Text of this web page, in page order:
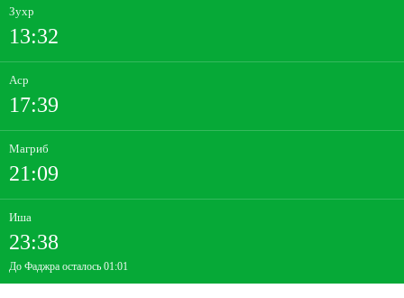
Зухр
13:32
Аср
17:39
Магриб
21:09
Иша
23:38
До Фаджра осталось 01:01